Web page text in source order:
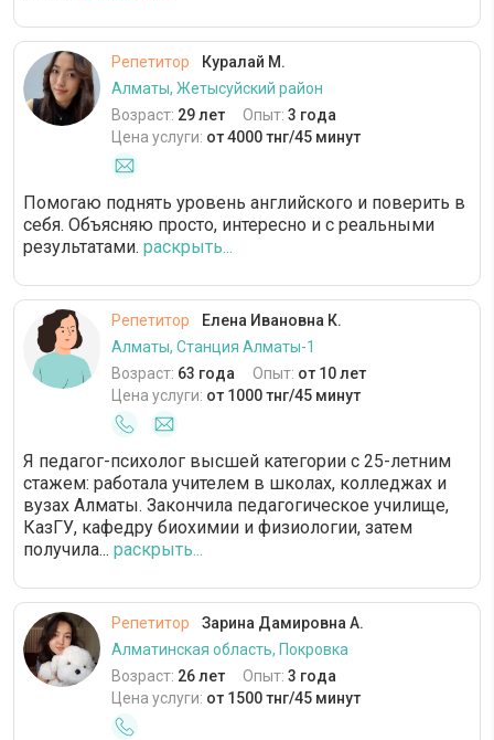
Репетитор
Куралай М.
Алматы, Жетысуйский район
Возраст: 29 лет Опыт: 3 года
Цена услуги: от 4000 тнг/45 минут
Помогаю поднять уровень английского и поверить в
себя. Объясняю просто, интересно и с реальными
результатами. раскрыть...
Репетитор
Елена Ивановна К.
Алматы, Станция Алматы-1
Возраст: 63 года Опыт: от 10 лет
Цена услуги: от 1000 тнг/45 минут
Я педагог-психолог высшей категории с 25-летним
стажем: работала учителем в школах, колледжах и
вузах Алматы. Закончила педагогическое училище,
КазГУ, кафедру биохимии и физиологии, затем
получила... раскрыть...
Репетитор
Зарина Дамировна А.
Алматинская область, Покровка
Возраст: 26 лет Опыт: 3 года
Цена услуги: от 1500 тнг/45 минут